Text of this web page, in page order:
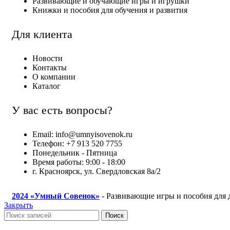
Книжки и пособия для обучения и развития
Для клиента
Новости
Контакты
О компании
Каталог
У вас есть вопросы?
Email: info@umnyisovenok.ru
Телефон: +7 913 520 7755
Понедельник - Пятница
Время работы: 9:00 - 18:00
г. Красноярск, ул. Свердловская 8а/2
2024 «Умный Совенок» - Развивающие игры и пособия для
Закрыть
Поиск